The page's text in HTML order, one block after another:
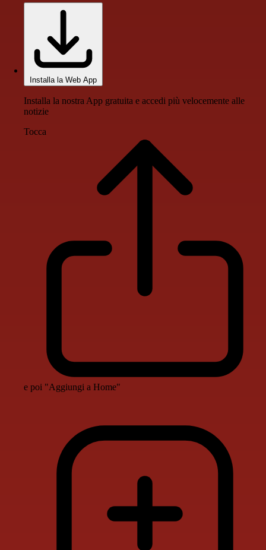
Installa la Web App
Installa la nostra App gratuita e accedi più velocemente alle
notizie
Tocca
e poi "Aggiungi a Home"